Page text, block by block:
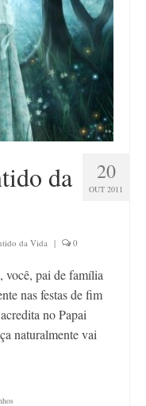
20
OUT 2011
da
da Vida | 0
você, pai de família
nas festas de fim
no Papai
naturalmente vai